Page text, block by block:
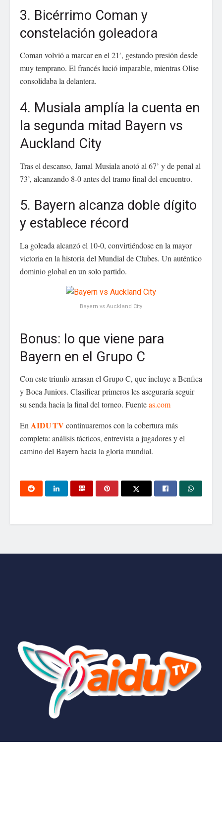
3. Bicérrimo Coman y
constelación goleadora
Coman volvió a marcar en el 21′, gestando presión desde
muy temprano. El francés lució imparable, mientras Olise
consolidaba la delantera.
4. Musiala amplía la cuenta en
la segunda mitad Bayern vs
Auckland City
Tras el descanso, Jamal Musiala anotó al 67’ y de penal al
73’, alcanzando 8‑0 antes del tramo final del encuentro.
5. Bayern alcanza doble dígito
y establece récord
La goleada alcanzó el 10‑0, convirtiéndose en la mayor
victoria en la historia del Mundial de Clubes. Un auténtico
dominio global en un solo partido.
Bayern vs Auckland City
Bonus: lo que viene para
Bayern en el Grupo C
Con este triunfo arrasan el Grupo C, que incluye a Benfica
y Boca Juniors. Clasificar primeros les aseguraría seguir
su senda hacia la final del torneo. Fuenteas.com
En AIDU TVcontinuaremos con la cobertura más
completa: análisis tácticos, entrevista a jugadores y el
camino del Bayern hacia la gloria mundial.